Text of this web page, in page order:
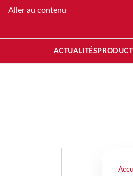
Aller au contenu
ACTUALITÉS